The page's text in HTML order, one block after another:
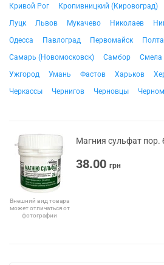
Кривой Рог
Кропивницкий (Кировоград)
Луцк
Львов Мукачево Николаев
Одесса
Павлоград Первомайск
Самарь (Новомосковск)
Самбор Смела
Ужгород
Умань Фастов Харьков
Черкассы
Чернигов Черновцы
Внешний вид товара
может отличаться от
фотографии
Магния сульфат пор.
38.00 грн